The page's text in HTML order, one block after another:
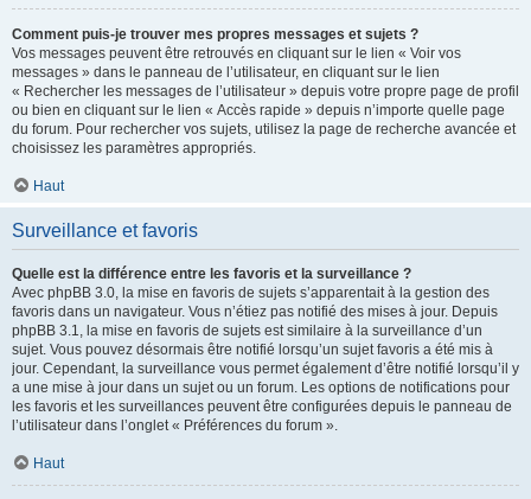
Comment puis-je trouver mes propres messages et sujets ?
Vos messages peuvent être retrouvés en cliquant sur le lien « Voir vos
messages » dans le panneau de l’utilisateur, en cliquant sur le lien
« Rechercher les messages de l’utilisateur » depuis votre propre page de profil
ou bien en cliquant sur le lien « Accès rapide » depuis n’importe quelle page
du forum. Pour rechercher vos sujets, utilisez la page de recherche avancée et
choisissez les paramètres appropriés.
Haut
Surveillance et favoris
Quelle est la différence entre les favoris et la surveillance ?
Avec phpBB 3.0, la mise en favoris de sujets s’apparentait à la gestion des
favoris dans un navigateur. Vous n’étiez pas notifié des mises à jour. Depuis
phpBB 3.1, la mise en favoris de sujets est similaire à la surveillance d’un
sujet. Vous pouvez désormais être notifié lorsqu’un sujet favoris a été mis à
jour. Cependant, la surveillance vous permet également d’être notifié lorsqu’il y
a une mise à jour dans un sujet ou un forum. Les options de notifications pour
les favoris et les surveillances peuvent être configurées depuis le panneau de
l’utilisateur dans l’onglet « Préférences du forum ».
Haut